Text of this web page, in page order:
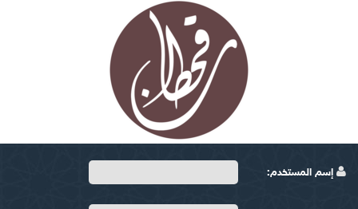
إسم المستخدم: